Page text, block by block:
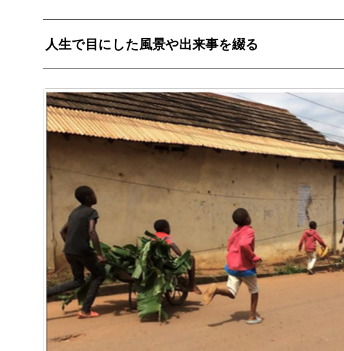
人生で目にした風景や出来事を綴る